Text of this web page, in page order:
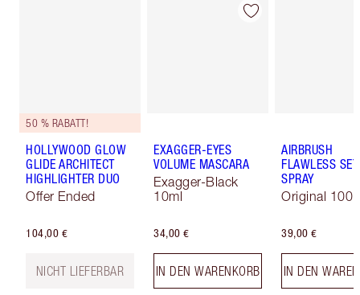
50 % RABATT!
HOLLYWOOD GLOW
GLIDE ARCHITECT
HIGHLIGHTER DUO
Offer Ended
104,00 €
NICHT LIEFERBAR
EXAGGER-EYES
VOLUME MASCARA
Exagger-Black
10ml
34,00 €
IN DEN WARENKORB
AIRBRUSH
FLAWLESS
SPRAY
Original 100
39,00 €
IN DEN